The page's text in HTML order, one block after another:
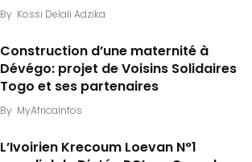
By Kossi Delali Adzika
Construction d’une maternité à
Dévégo: projet de Voisins Solidaires
Togo et ses partenaires
By MyAfricaInfos
L’Ivoirien Krecoum Loevan N°1